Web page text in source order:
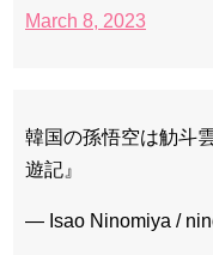
March 8, 2023
韓国の孫悟空は觔斗
遊記』
— Isao Ninomiya /